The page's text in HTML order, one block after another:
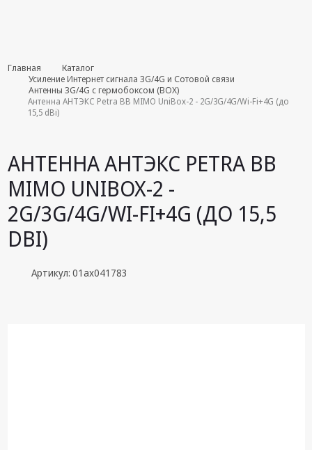
Комплекты
августа
Эфирное
оборудование
приставки
Блоки питания,
Сетевые
адаптеры
Пульты
дистанционного
управления
Главная
Каталог
Усиление Интернет сигнала 3G/4G и Сотовой связи
Антенны 3G/4G с гермобоксом (BOX)
Антенна АНТЭКС Petra BB MIMO UniBox-2 - 2G/3G/4G/Wi-Fi+4G (до
15,5 dBi)
АНТЕННА АНТЭКС PETRA BB
MIMO UNIBOX-2 -
2G/3G/4G/WI-FI+4G (ДО 15,5
DBI)
Артикул: 01ax041783